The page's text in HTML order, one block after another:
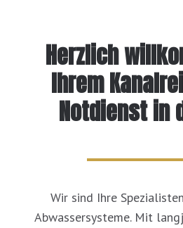
Herzlich
Ihrem
Notdienst in
Wir sind Ihre
Abwassersysteme. Mit